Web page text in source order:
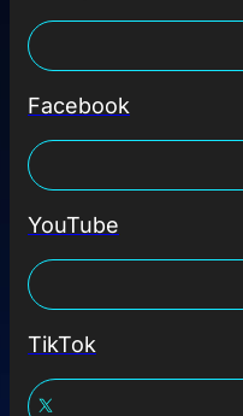
Facebook
YouTube
TikTok